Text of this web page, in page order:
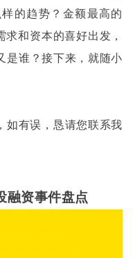
的趋势？金额最高的
和资本的喜好出发，
是谁？接下来，就随小
如有误，恳请您联系我
融资事件盘点